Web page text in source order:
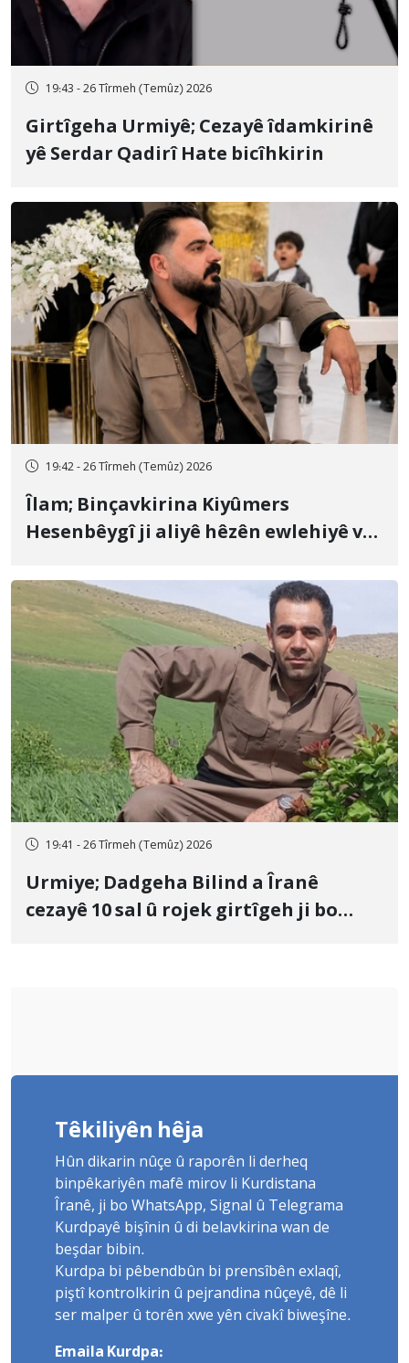
19:43 - 26 Tîrmeh (Temûz) 2026
Girtîgeha Urmiyê; Cezayê îdamkirinê
yê Serdar Qadirî Hate bicîhkirin
19:42 - 26 Tîrmeh (Temûz) 2026
Îlam; Binçavkirina Kiyûmers
Hesenbêygî ji aliyê hêzên ewlehiyê ve
19:41 - 26 Tîrmeh (Temûz) 2026
Urmiye; Dadgeha Bilind a Îranê
cezayê 10 sal û rojek girtîgeh ji bo
Têkiliyên hêja
Hûn dikarin nûçe û raporên li derheq
binpêkariyên mafê mirov li Kurdistana
Îranê, ji bo WhatsApp, Signal û Telegrama
Kurdpayê bişînin û di belavkirina wan de
beşdar bibin.
Kurdpa bi pêbendbûn bi prensîbên exlaqî,
piştî kontrolkirin û pejrandina nûçeyê, dê li
ser malper û torên xwe yên civakî biweşîne.
Emaila Kurdpa: